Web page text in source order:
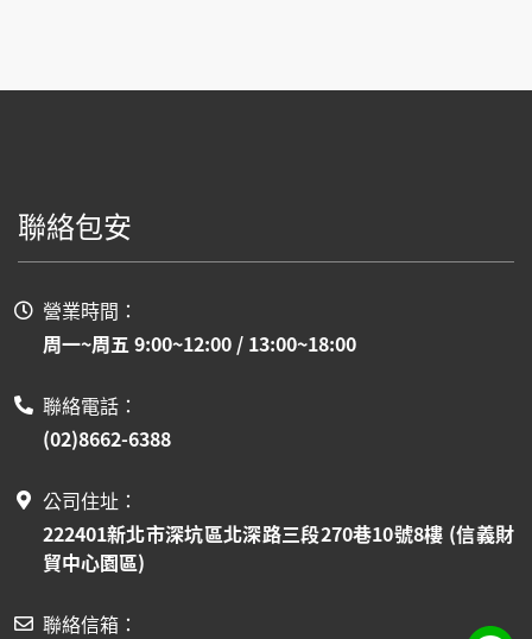
聯絡包安
營業時間：
周一~周五 9:00~12:00 / 13:00~18:00
聯絡電話：
(02)8662-6388
公司住址：
222401新北市深坑區北深路三段270巷10號8樓 (信義財
貿中心園區)
聯絡信箱：